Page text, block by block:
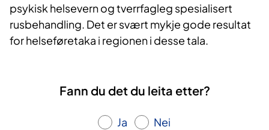
psykisk helsevern og tverrfagleg spesialisert
rusbehandling. Det er svært mykje gode resultat
for helseføretaka i regionen i desse tala.
Fann du det du leita etter?
Ja Nei